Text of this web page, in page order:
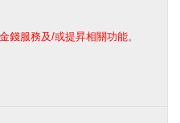
錢服務及/或提昇相關功能。